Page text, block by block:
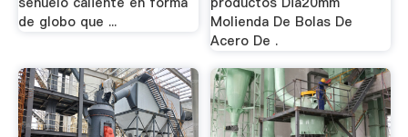
de globo que ...
Molienda De Bolas De
Acero De .